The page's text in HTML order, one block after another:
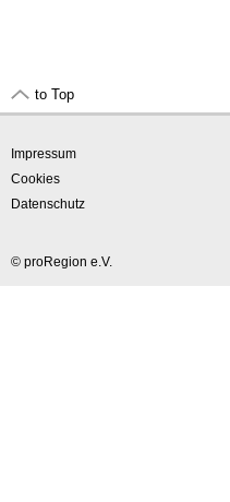
to Top
Impressum
Cookies
Datenschutz
© proRegion e.V.